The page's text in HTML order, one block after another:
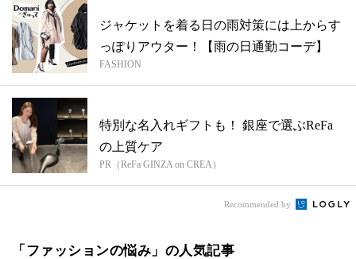
ジャケットを着る日の雨対策には上からす
っぽりアウター！【雨の日通勤コーデ】
FASHION
特別な名入れギフトも！ 銀座で選ぶReFa
の上質ケア
PR（ReFa GINZA on CREA）
Recommended by
「ファッションの悩み」の人気記事